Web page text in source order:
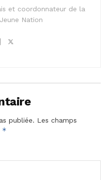
et coordonnateur de la
Nation
publiée. Les champs
*